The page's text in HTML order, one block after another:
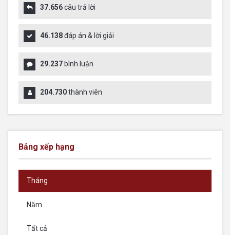
37.656câu trả lời
46.138đáp án & lời giải
29.237 bình luận
204.730thành viên
Bảng xếp hạng
Tháng
Năm
Tất cả